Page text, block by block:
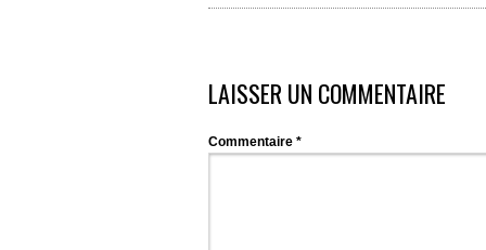
LAISSER UN COMMENTAIRE
Commentaire *